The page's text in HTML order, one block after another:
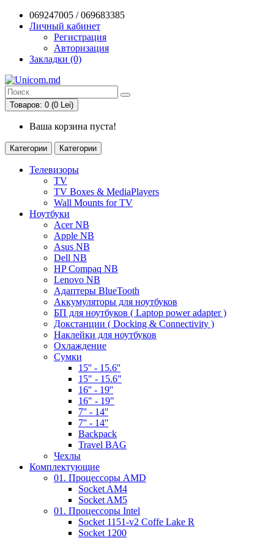
069247005 / 069683385
Личный кабинет
Регистрация
Авторизация
Закладки (0)
Товаров: 0 (0 Lei)
Ваша корзина пуста!
Категории Категории
Телевизоры
TV
TV Boxes & MediaPlayers
Wall Mounts for TV
Ноутбуки
Acer NB
Apple NB
Asus NB
Dell NB
HP Compaq NB
Lenovo NB
Адаптеры BlueTooth
Аккумуляторы для ноутбуков
БП для ноутбуков ( Laptop power adapter )
Докстанции ( Docking & Connectivity )
Наклейки для ноутбуков
Охлаждение
Сумки
15'' - 15.6''
15" - 15.6"
16'' - 19''
16" - 19"
7'' - 14''
7'' - 14''
Backpack
Travel BAG
Чехлы
Комплектующие
01. Процессоры AMD
Socket AM4
Socket AM5
01. Процессоры Intel
Socket 1151-v2 Coffe Lake R
Socket 1200